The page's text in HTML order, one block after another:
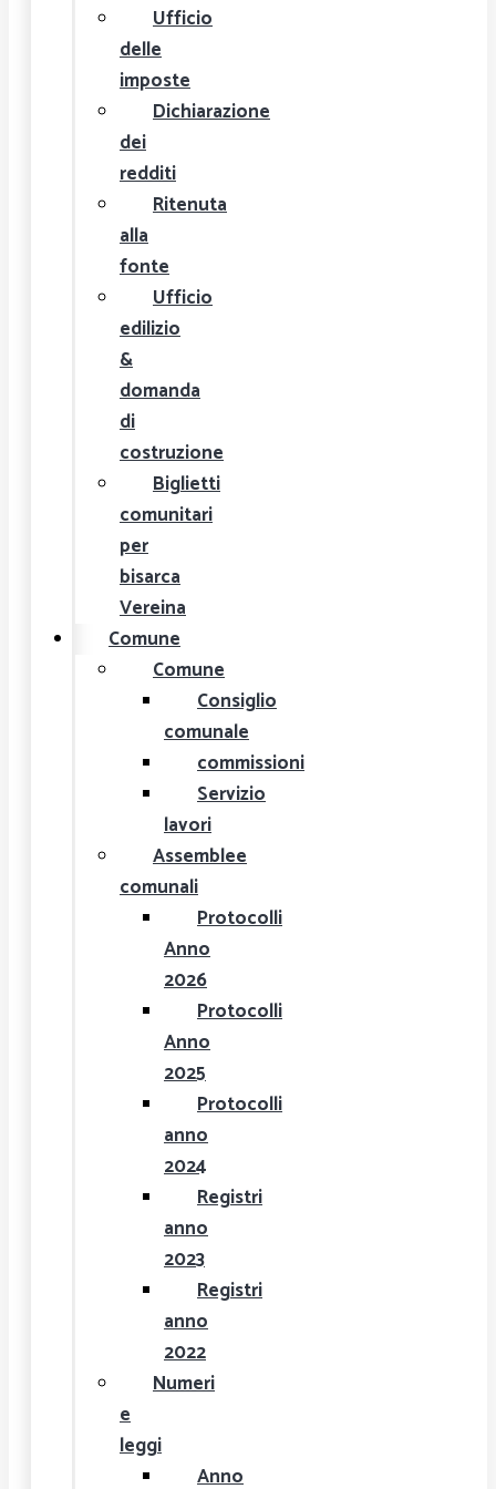
Ufficio
delle
imposte
Dichiarazione
dei
redditi
Ritenuta
alla
fonte
Ufficio
edilizio
&
domanda
di
costruzione
Biglietti
comunitari
per
bisarca
Vereina
Comune
Comune
Consiglio
comunale
commissioni
Servizio
lavori
Assemblee
comunali
Protocolli
Anno
2026
Protocolli
Anno
2025
Protocolli
anno
2024
Registri
anno
2023
Registri
anno
2022
Numeri
e
leggi
Anno